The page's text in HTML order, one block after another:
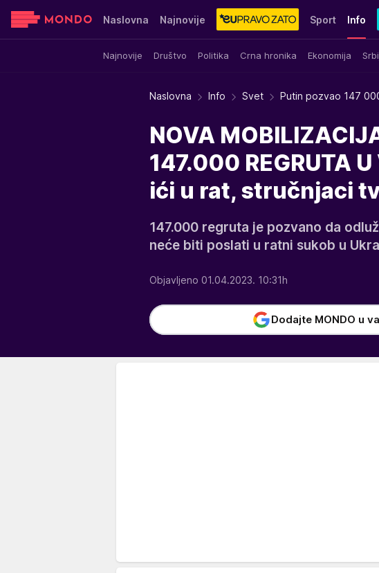
Naslovna Najnovije Sport Info
Najnovije Društvo Politika Crna hronika Ekonomija
Sensa Stvar ukusa Yumama
Naslovna Info Svet Putin pozvao 147
NOVA
147.000 REGRUTA
ići u rat, stručnjaci
147.000 regruta je pozvano da
neće biti poslati u ratni sukob u
Objavljeno 01.04.2023. 10:31h
Dodajte MONDO u